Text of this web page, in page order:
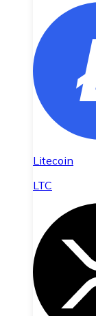
Litecoin
LTC